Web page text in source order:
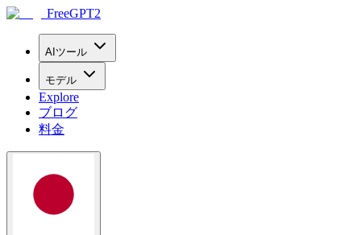
FreeGPT2
AIツール
モデル
Explore
ブログ
料金